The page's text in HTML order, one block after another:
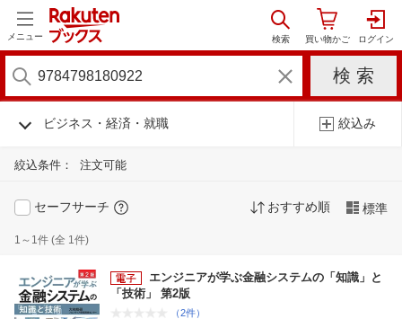
メニュー
ビジネス・経済・就職 絞込み
絞込条件： 注文可能
セーフサーチ おすすめ順 標準
1～1件 (全 1件)
エンジニアが学ぶ金融システムの「知識」と
「技術」 第2版
（2件）